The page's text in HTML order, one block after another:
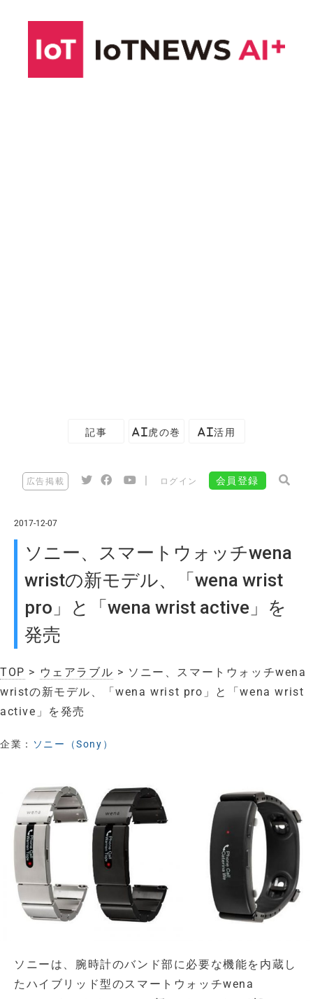
記事 AI虎の巻 AI活用
広告掲載 ログイン 会員登録
2017-12-07
ソニー、スマートウォッチwena
wristの新モデル、「wena wrist
pro」と「wena wrist active」を
発売
TOP > ウェアラブル > ソニー、スマートウォッチwena
wristの新モデル、「wena wrist pro」と「wena wrist
active」を発売
企業： ソニー（Sony）
ソニーは、腕時計のバンド部に必要な機能を内蔵し
たハイブリッド型のスマートウォッチwena